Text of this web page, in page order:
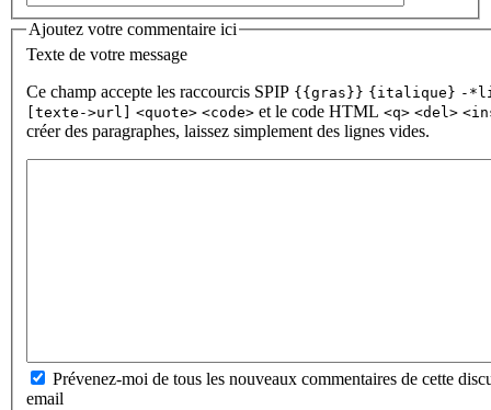
Ajoutez votre commentaire ici
Texte de votre message
Ce champ accepte les raccourcis SPIP {{gras}} {italique} -
[texte->url]
<quote> <code> et le code HTML <q> <del>
créer des paragraphes, laissez simplement des lignes vides.
Prévenez-moi de tous les nouveaux commentaires de cette
email